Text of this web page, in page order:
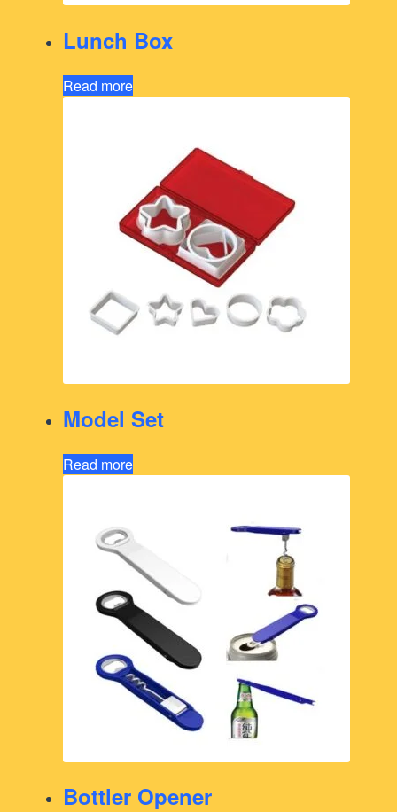
Lunch Box
Read more
Model Set
Read more
Bottler Opener